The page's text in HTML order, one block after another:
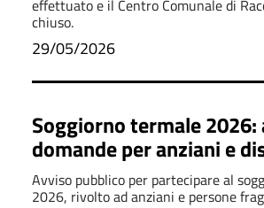
effettuato e il Centro Comunale di
chiuso.
29/05/2026
Soggiorno termale 2026:
domande per anziani e
Avviso pubblico per partecipare al
2026, rivolto ad anziani e persone